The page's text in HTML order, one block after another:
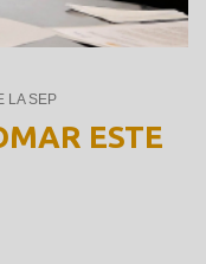
LA SEP
ESTE